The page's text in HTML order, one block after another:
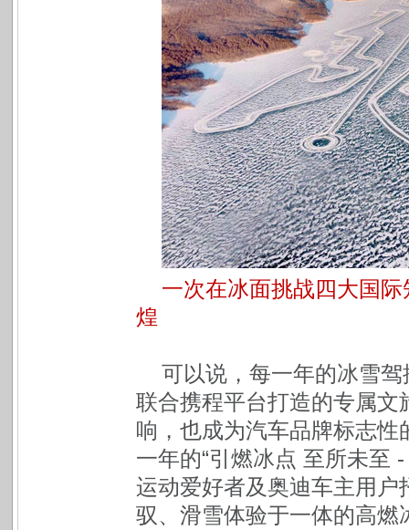
一次在冰面挑战四大国
煌
可以说，每一年的冰雪
联合携程平台打造的专属
响，也成为汽车品牌标志
一年的“引燃冰点 至所未至
运动爱好者及奥迪车主用
驭、滑雪体验于一体的高燃